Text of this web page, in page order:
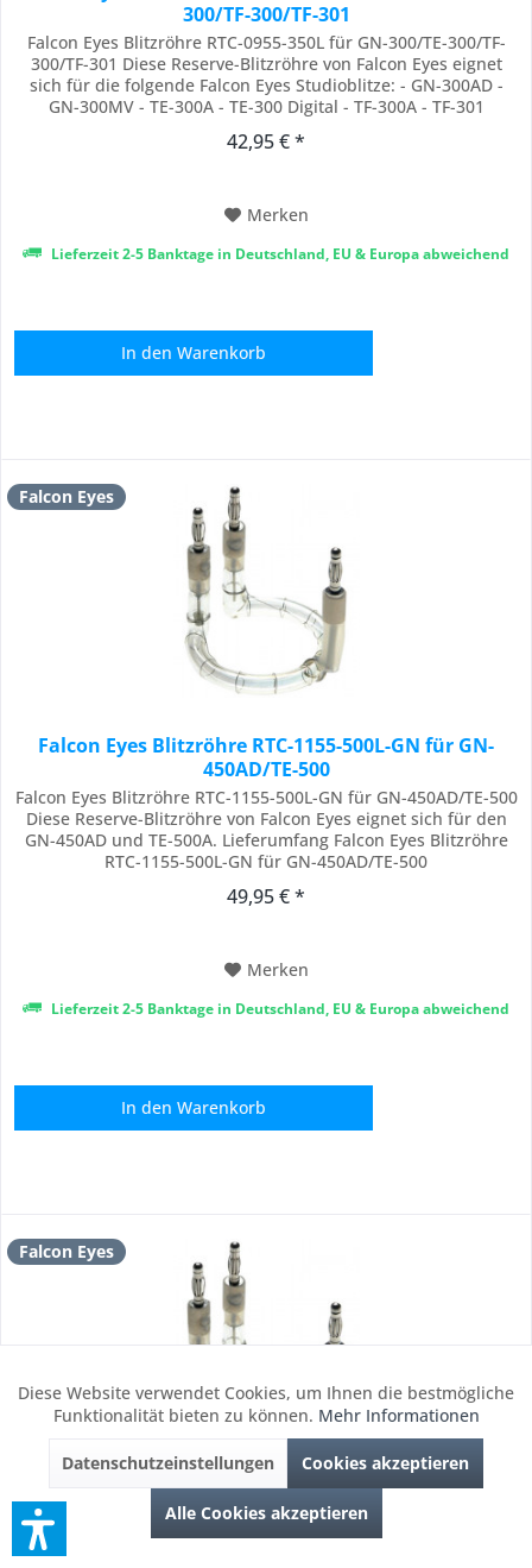
300/TF-300/TF-301
Falcon Eyes Blitzröhre RTC-0955-350L für GN-300/TE-300/TF-
300/TF-301 Diese Reserve-Blitzröhre von Falcon Eyes eignet
sich für die folgende Falcon Eyes Studioblitze: - GN-300AD -
GN-300MV - TE-300A - TE-300 Digital - TF-300A - TF-301
300AD/GN-300MV/TE-300(A)
42,95 € *
Merken
Lieferzeit 2-5 Banktage in Deutschland, EU & Europa abweichend
In den Warenkorb
Falcon Eyes
Falcon Eyes Blitzröhre RTC-1155-500L-GN für GN-
450AD/TE-500
Falcon Eyes Blitzröhre RTC-1155-500L-GN für GN-450AD/TE-500
Diese Reserve-Blitzröhre von Falcon Eyes eignet sich für den
GN-450AD und TE-500A. Lieferumfang Falcon Eyes Blitzröhre
RTC-1155-500L-GN für GN-450AD/TE-500
49,95 € *
Merken
Lieferzeit 2-5 Banktage in Deutschland, EU & Europa abweichend
In den Warenkorb
Falcon Eyes
Falcon Eyes Blitzröhre RTC-1255-600L für GN-600/TE-
600/TF-600/TF-601
Falcon Eyes Blitzröhre RTC-1255-600L für GN-600/TE-600/TF-
Funktionale Aktiv
Marketing Inaktiv
Tracking Inaktiv
Diese Website verwendet Cookies, um Ihnen die bestmögliche
Funktionalität bieten zu können. Mehr Informationen
Datenschutzeinstellungen Cookies akzeptieren
Alle Cookies akzeptieren